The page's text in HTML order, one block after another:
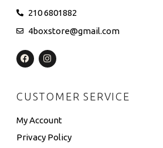
210 6801882
4boxstore@gmail.com
CUSTOMER SERVICE
My Account
Privacy Policy